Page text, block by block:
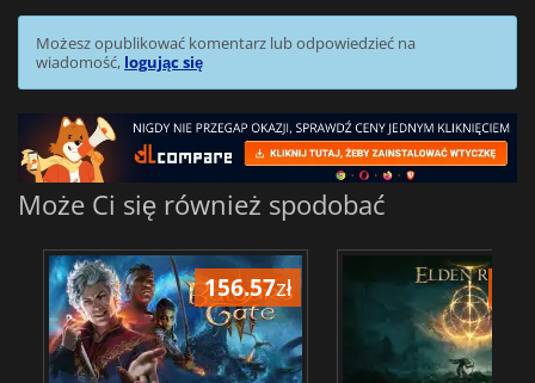
Możesz opublikować komentarz lub odpowiedzieć na
wiadomość, logując się
Może Ci się również spodobać
156.57zł